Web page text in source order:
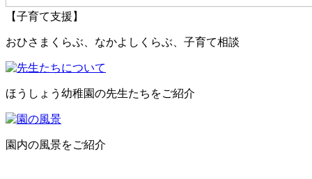
【子育て支援】
おひさまくらぶ、なかよしくらぶ、子育て相談
ほうしょう幼稚園の先生たちをご紹介
園内の風景をご紹介